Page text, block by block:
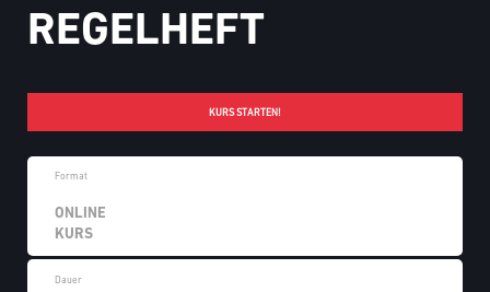
REGELHEFT
KURS STARTEN!
Format
ONLINE
KURS
Dauer